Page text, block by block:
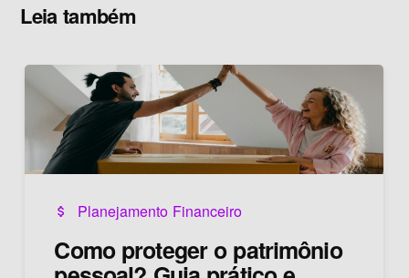
Leia também
attach_money Planejamento Financeiro
Como proteger o patrimônio